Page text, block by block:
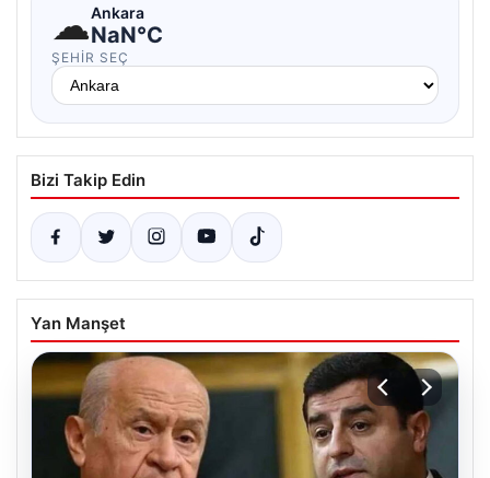
☁Ankara
NaN°C
ŞEHIR SEÇ
Bizi Takip Edin
Yan Manşet